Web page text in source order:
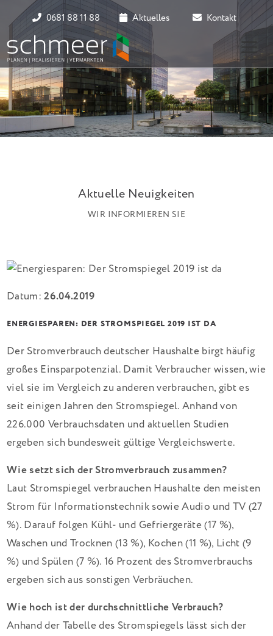
0681 88 11 88 Aktuelles Kontakt
Aktuelle Neuigkeiten
WIR INFORMIEREN SIE
Datum:26.04.2019
ENERGIESPAREN: DER STROMSPIEGEL 2019 IST DA
Der Stromverbrauch deutscher Haushalte birgt häufig
großes Einsparpotenzial. Damit Verbraucher wissen, wie
viel sie im Vergleich zu anderen verbrauchen, gibt es
seit einigen Jahren den Stromspiegel. Anhand von
226.000 Verbrauchsdaten und aktuellen Studien
ergeben sich bundesweit gültige Vergleichswerte.
Wie setzt sich der Stromverbrauch zusammen?
Laut Stromspiegel verbrauchen Haushalte den meisten
Strom für Informationstechnik sowie Audio und TV (27
%). Darauf folgen Kühl- und Gefriergeräte (17 %),
Waschen und Trocknen (13 %), Kochen (11 %), Licht (9
%) und Spülen (7 %). 16 Prozent des Stromverbrauchs
ergeben sich aus sonstigen Verbräuchen.
Wie hoch ist der durchschnittliche Verbrauch?
Anhand der Tabelle des Stromspiegels lässt sich der